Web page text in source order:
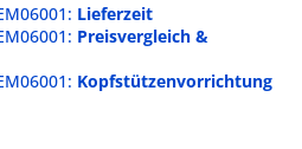
Lieferzeit
Preisvergleich &
Kopfstützenvorrichtung